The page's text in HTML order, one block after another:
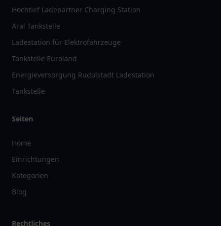
Hochtief Ladepartner Charging Station
Aral Tankstelle
Ladestation für Elektrofahrzeuge
Tankstelle Euroland
Energieversorgung Rudolstadt Ladestation
Tankstelle
Seiten
Home
Einrichtungen
Kategorien
Blog
Rechtliches